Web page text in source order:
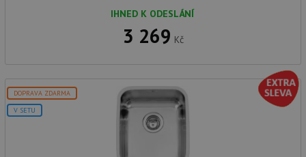
IHNED K ODESLÁNÍ
3 269 Kč
DOPRAVA ZDARMA
V SETU